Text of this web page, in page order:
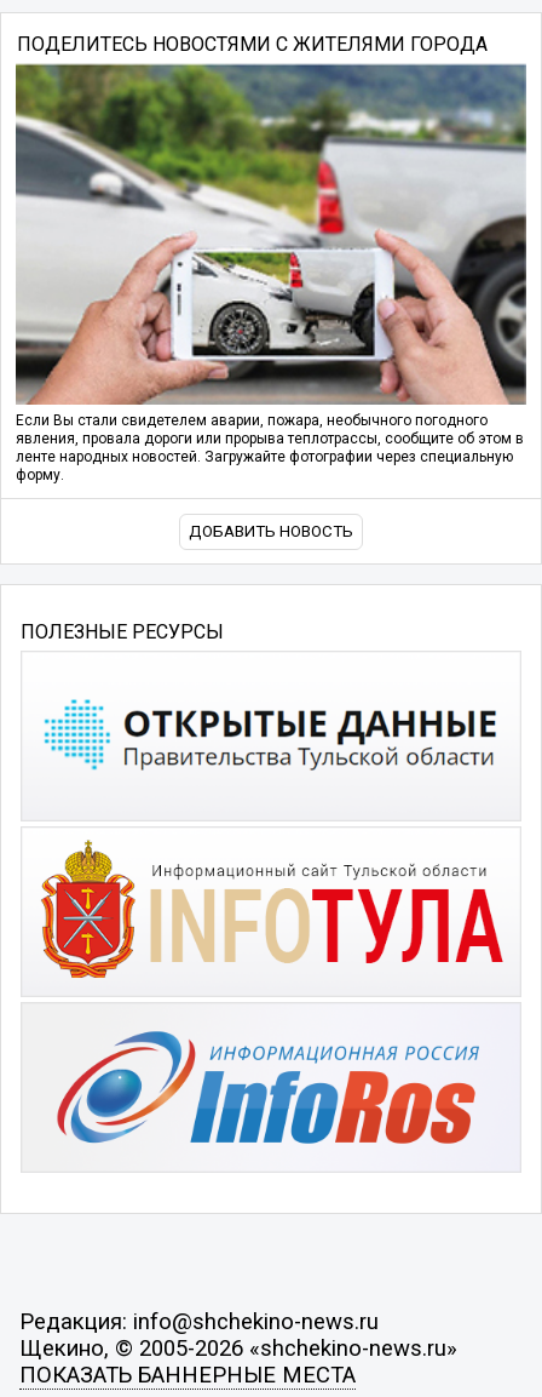
ПОДЕЛИТЕСЬ НОВОСТЯМИ С ЖИТЕЛЯМИ ГОРОДА
Если Вы стали свидетелем аварии, пожара, необычного погодного
явления, провала дороги или прорыва теплотрассы, сообщите об этом в
ленте народных новостей. Загружайте фотографии через специальную
форму.
ДОБАВИТЬ НОВОСТЬ
ПОЛЕЗНЫЕ РЕСУРСЫ
Редакция: info@shchekino-news.ru
Щекино, © 2005-2026 «shchekino-news.ru»
ПОКАЗАТЬ БАННЕРНЫЕ МЕСТА